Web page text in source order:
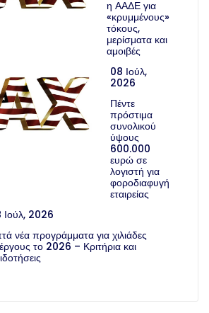
η ΑΑΔΕ για
«κρυμμένους»
τόκους,
μερίσματα και
αμοιβές
08 Ιούλ,
2026
Πέντε
πρόστιμα
συνολικού
ύψους
600.000
ευρώ σε
λογιστή για
φοροδιαφυγή
εταιρείας
Ιούλ, 2026
νέα προγράμματα για χιλιάδες
το 2026 – Κριτήρια και